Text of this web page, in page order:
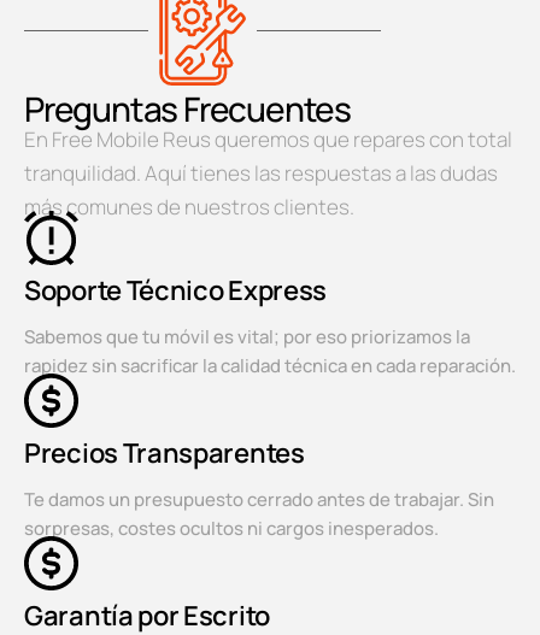
Preguntas Frecuentes
En Free Mobile Reus queremos que repares con total
tranquilidad. Aquí tienes las respuestas a las dudas
más comunes de nuestros clientes.
Soporte Técnico Express
Sabemos que tu móvil es vital; por eso priorizamos la
rapidez sin sacrificar la calidad técnica en cada reparación.
Precios Transparentes
Te damos un presupuesto cerrado antes de trabajar. Sin
sorpresas, costes ocultos ni cargos inesperados.
Garantía por Escrito